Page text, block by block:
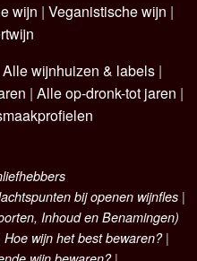
wijn | Veganistische wijn |
Alle wijnhuizen & labels |
| Alle op-dronk-tot jaren |
bij openen wijnfles |
Inhoud en Benamingen)
Hoe wijn het best bewaren?|